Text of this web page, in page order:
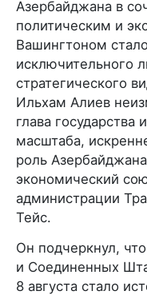
Азербайджана в
политическим и
Вашингтоном
исключительного
стратегического
Ильхам Алиев
глава государства
масштаба,
роль
экономический
администрации
Тейс.
Он подчеркнул,
и Соединенных
8 августа стало